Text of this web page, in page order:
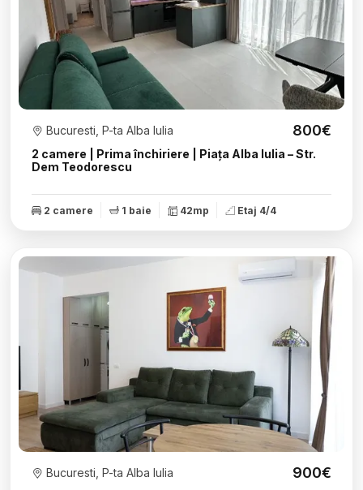
2 camere | Prima închiriere | Piața Alba Iulia – Str.
Dem Teodorescu
Bucuresti, P-ta Alba Iulia 800€
2 camere 1 baie 42mp Etaj 4/4
Bucuresti, P-ta Alba Iulia 900€